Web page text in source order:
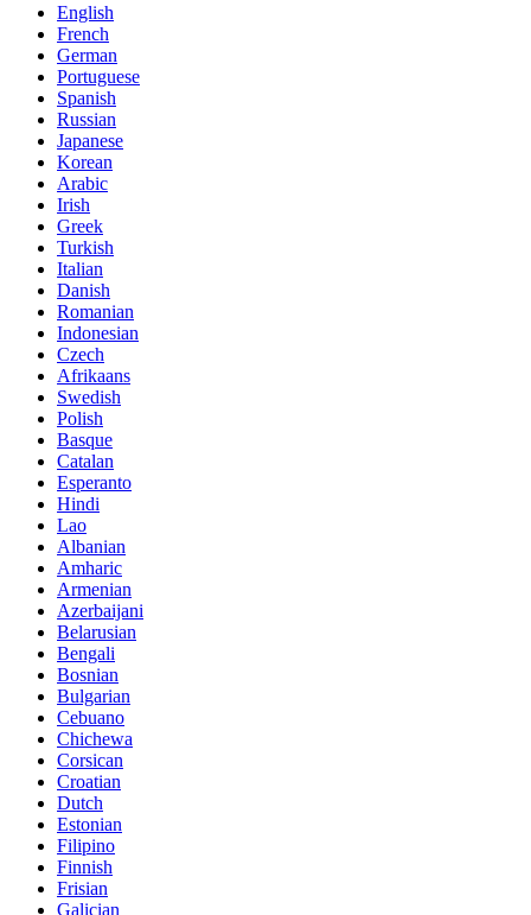
English
French
German
Portuguese
Spanish
Russian
Japanese
Korean
Arabic
Irish
Greek
Turkish
Italian
Danish
Romanian
Indonesian
Czech
Afrikaans
Swedish
Polish
Basque
Catalan
Esperanto
Hindi
Lao
Albanian
Amharic
Armenian
Azerbaijani
Belarusian
Bengali
Bosnian
Bulgarian
Cebuano
Chichewa
Corsican
Croatian
Dutch
Estonian
Filipino
Finnish
Frisian
Galician